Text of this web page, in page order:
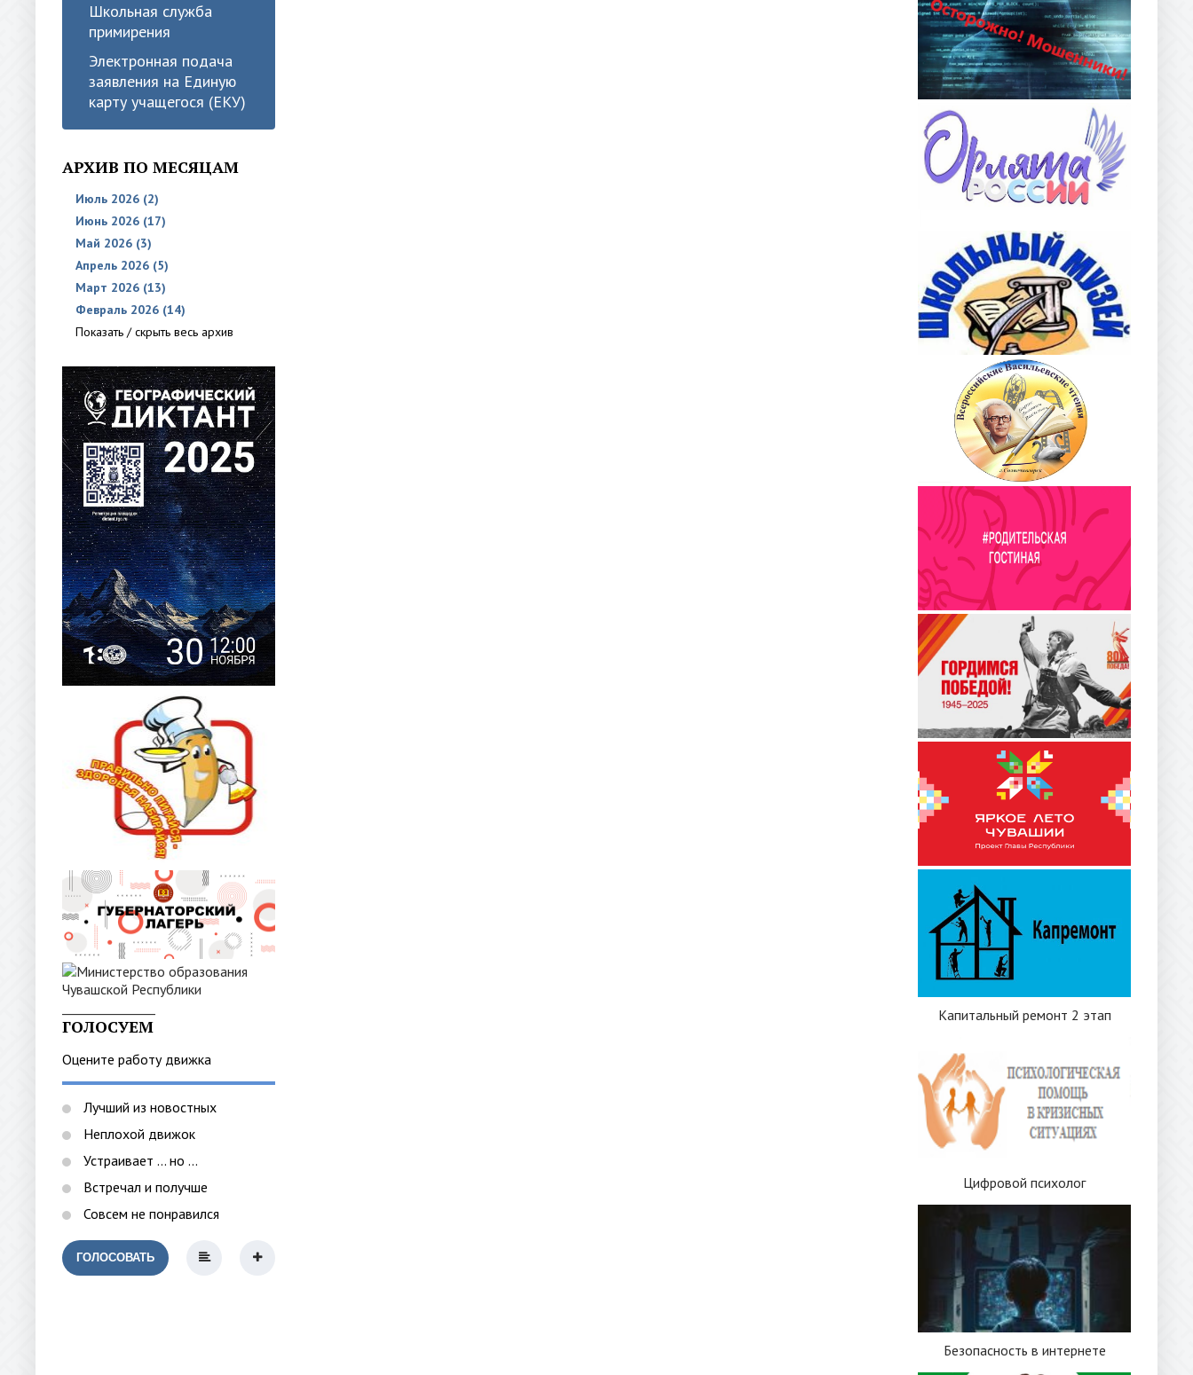
Школьная служба
примирения
Электронная подача
заявления на Единую
карту учащегося (ЕКУ)
АРХИВ ПО МЕСЯЦАМ
Июль 2026 (2)
Июнь 2026 (17)
Май 2026 (3)
Апрель 2026 (5)
Март 2026 (13)
Февраль 2026 (14)
Показать / скрыть весь архив
ГОЛОСУЕМ
Оцените работу движка
Лучший из новостных
Неплохой движок
Устраивает ... но ...
Встречал и получше
Совсем не понравился
ГОЛОСОВАТЬ
Капитальный ремонт 2 этап
Цифровой психолог
Безопасность в интернете